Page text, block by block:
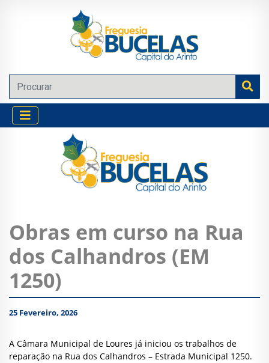
Obras em curso na Rua
dos Calhandros (EM
1250)
25 Fevereiro, 2026
A Câmara Municipal de Loures já iniciou os trabalhos de
reparação na Rua dos Calhandros – Estrada Municipal 1250.